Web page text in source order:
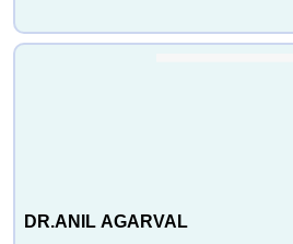
DR.ANIL AGARVAL